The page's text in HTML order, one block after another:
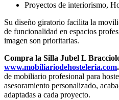
Proyectos de interiorismo,
Su diseño giratorio facilita la
de funcionalidad en espacios
imagen son prioritarias.
Compra la Silla Jubel L
www.mobiliariodehosteleria.com.
de mobiliario profesional para
asesoramiento personalizado,
adaptadas a cada proyecto.